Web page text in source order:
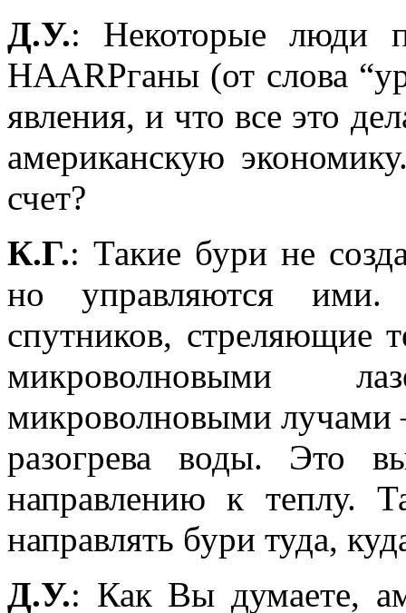
Д.У.: Некоторые люди
HAARPганы (от слова
явления, и что все это
американскую
счет?
К.Г.: Такие бури не
но управляются ими.
спутников, стреляющие
микроволновыми
микроволновыми лучами
разогрева воды. Это
направлению к теплу.
направлять бури туда,
Д.У.: Как Вы думаете,